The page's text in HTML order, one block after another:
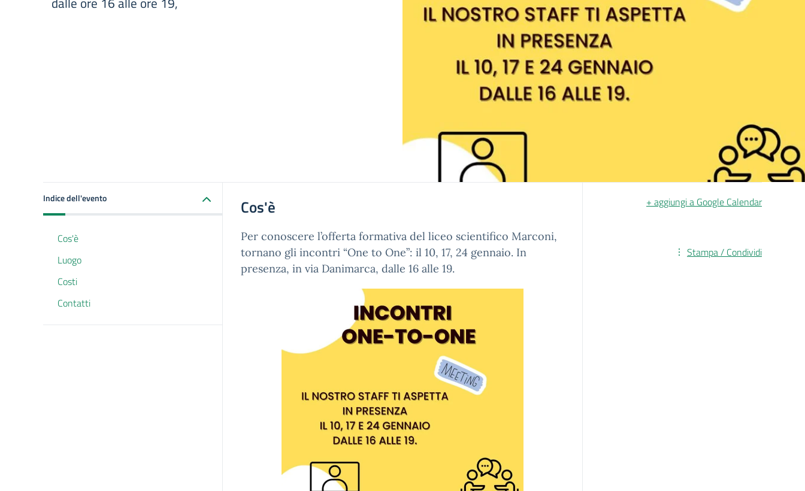
Indice dell'evento
Cos'è
Luogo
Costi
Contatti
Cos'è
Per conoscere l’offerta formativa del liceo scientifico Marconi,
tornano gli incontri “One to One”: il 10, 17, 24 gennaio. In
presenza, in via Danimarca, dalle 16 alle 19.
+ aggiungi a Google Calendar
Stampa / Condividi